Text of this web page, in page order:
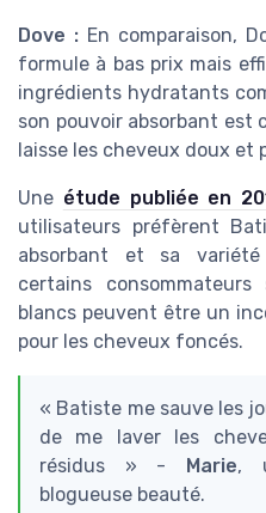
Dove : En comparaison,
formule à bas prix mais
ingrédients hydratants
son pouvoir absorbant est
laisse les cheveux doux et
Une étude publiée en
utilisateurs préfèrent
absorbant et sa
certains
blancs peuvent être un
pour les cheveux foncés.
« Batiste me sauve les
de me laver les
résidus » - Marie,
blogueuse beauté.